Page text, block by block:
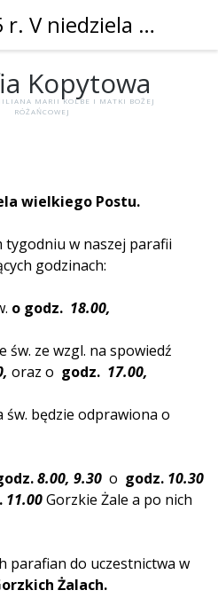
Kopytowa
MARII KOLBE I MATKI BOŻEJ
RÓŻAŃCOWEJ
wielkiego Postu.
tygodniu w naszej parafii
godzinach:
o godz. 18.00,
ze wzgl. na spowiedź
oraz o godz. 17.00,
będzie odprawiona o
8.00, 9.30 o godz. 10.30
11.00Gorzkie Żale a po nich
do uczestnictwa w
Żalach.
7 - 13 IV 2025 r. V niedziela wielkiego Postu. - Parafia Kopytowa